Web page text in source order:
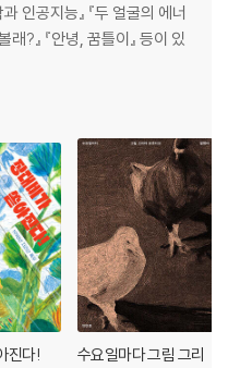
인공지능』 『두 얼굴의 에너
?』 『안녕, 꿈틀이』 등이 있
진다!
수요일마다 그림 그리